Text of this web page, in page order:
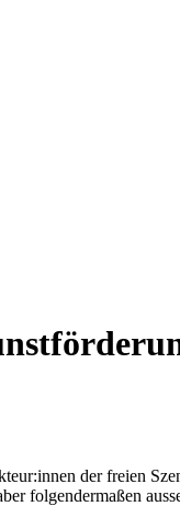
der freien
folgendermaßen